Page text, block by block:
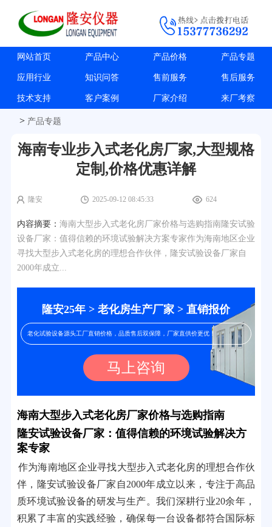
网站首页 产品中心 产品价格 产品专题
应用行业 知识问答 售前服务 售后服务
技术支持 客户案例 厂家介绍 来厂考察
> 产品专题
海南专业步入式老化房厂家,大型规格
定制,价格优惠详解
隆安 2025-09-12 08:45:33 624
内容摘要： 海南大型步入式老化房厂家价格与选购指南隆安试验
设备厂家：值得信赖的环境试验解决方案专家作为海南地区企业
寻找大型步入式老化房的理想合作伙伴，隆安试验设备厂家自
2000年成立...
隆安25年 > 老化房生产厂家 > 直销报价
老化试验设备源头工厂直销价格，品质售后双保障，厂家直供价更优！
马上咨询
海南大型步入式老化房厂家价格与选购指南
隆安试验设备厂家：值得信赖的环境试验解决方
案专家
作为海南地区企业寻找大型步入式老化房的理想合作伙
伴，隆安试验设备厂家自2000年成立以来，专注于高品
质环境试验设备的研发与生产。我们深耕行业20余年，
积累了丰富的实践经验，确保每一台设备都符合国际标